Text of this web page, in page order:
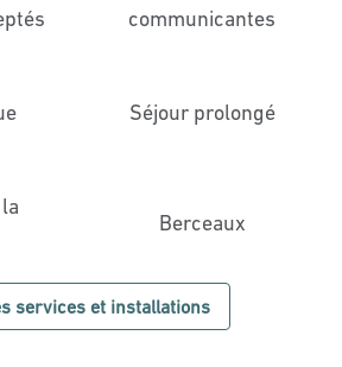
communicantes
Séjour prolongé
Berceaux
services et installations